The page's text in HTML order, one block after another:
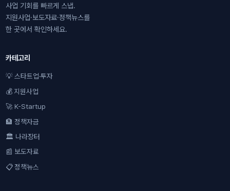
사업 기회를 빠르게 스냅.
지원사업·보도자료·정책뉴스를
한 곳에서 확인하세요.
카테고리
💡 스타트업·투자
💰 지원사업
🚀 K-Startup
🏦 정책자금
🏛 나라장터
📰 보도자료
📋 정책뉴스